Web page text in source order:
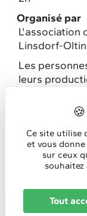
Organisé par
L'association
Linsdorf-
Les
leurs
en sachet
pourra
Sortie nature
Horaires
14h-16h
Ce site utilise
et vous
sur ceux
souhaitez
Tout